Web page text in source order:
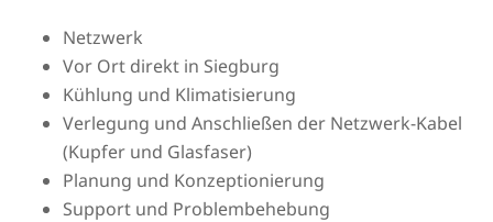
Netzwerk
Vor Ort direkt in Siegburg
Kühlung und Klimatisierung
Verlegung und Anschließen der Netzwerk-Kabel
(Kupfer und Glasfaser)
Planung und Konzeptionierung
Support und Problembehebung